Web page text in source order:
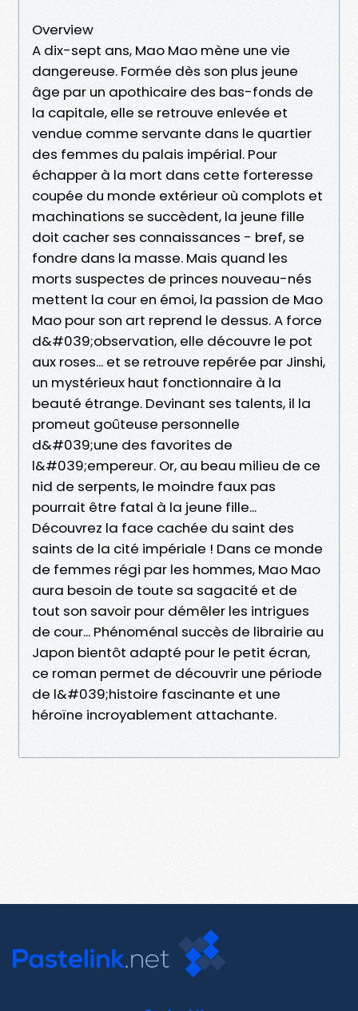
Overview
A dix-sept ans, Mao Mao mène une vie
dangereuse. Formée dès son plus jeune
âge par un apothicaire des bas-fonds de
la capitale, elle se retrouve enlevée et
vendue comme servante dans le quartier
des femmes du palais impérial. Pour
échapper à la mort dans cette forteresse
coupée du monde extérieur où complots et
machinations se succèdent, la jeune fille
doit cacher ses connaissances - bref, se
fondre dans la masse. Mais quand les
morts suspectes de princes nouveau-nés
mettent la cour en émoi, la passion de Mao
Mao pour son art reprend le dessus. A force
d&#039;observation, elle découvre le pot
aux roses... et se retrouve repérée par Jinshi,
un mystérieux haut fonctionnaire à la
beauté étrange. Devinant ses talents, il la
promeut goûteuse personnelle
d&#039;une des favorites de
l&#039;empereur. Or, au beau milieu de ce
nid de serpents, le moindre faux pas
pourrait être fatal à la jeune fille...
Découvrez la face cachée du saint des
saints de la cité impériale ! Dans ce monde
de femmes régi par les hommes, Mao Mao
aura besoin de toute sa sagacité et de
tout son savoir pour démêler les intrigues
de cour... Phénoménal succès de librairie au
Japon bientôt adapté pour le petit écran,
ce roman permet de découvrir une période
de l&#039;histoire fascinante et une
héroïne incroyablement attachante.